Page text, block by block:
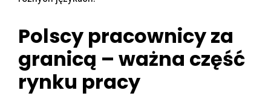
Polscy pracownicy za
granicą – ważna część
rynku pracy